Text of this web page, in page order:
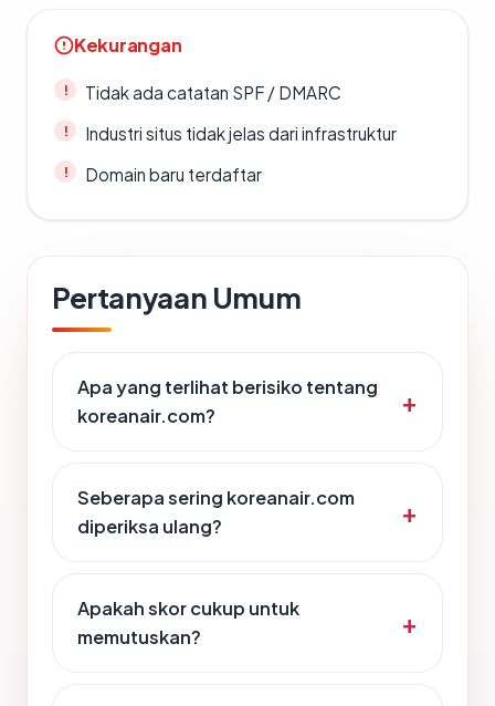
Kekurangan
Tidak ada catatan SPF / DMARC
Industri situs tidak jelas dari infrastruktur
Domain baru terdaftar
Pertanyaan Umum
Apa yang terlihat berisiko tentang
koreanair.com?
Seberapa sering koreanair.com
diperiksa ulang?
Apakah skor cukup untuk
memutuskan?